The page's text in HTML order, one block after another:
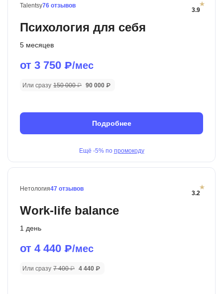
Психология для себя
Talentsy
3.9
76 отзывов
от 3 750 ₽/мес
Или сразу 150 000 ₽ 90 000 ₽
Ещё -5%по промокоду
5 месяцев
Подробнее
Work-life balance
Нетология
3.2
47 отзывов
от 4 440 ₽/мес
Или сразу 7 400 ₽ 4 440 ₽
1 день